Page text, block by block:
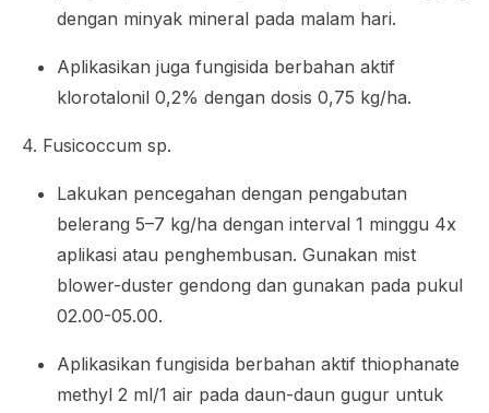
dengan minyak mineral pada malam hari.
Aplikasikan juga fungisida berbahan aktif
klorotalonil 0,2% dengan dosis 0,75 kg/ha.
4. Fusicoccum sp.
Lakukan pencegahan dengan pengabutan
belerang 5–7 kg/ha dengan interval 1 minggu 4x
aplikasi atau penghembusan. Gunakan mist
blower-duster gendong dan gunakan pada pukul
02.00-05.00.
Aplikasikan fungisida berbahan aktif thiophanate
methyl 2 ml/1 air pada daun-daun gugur untuk